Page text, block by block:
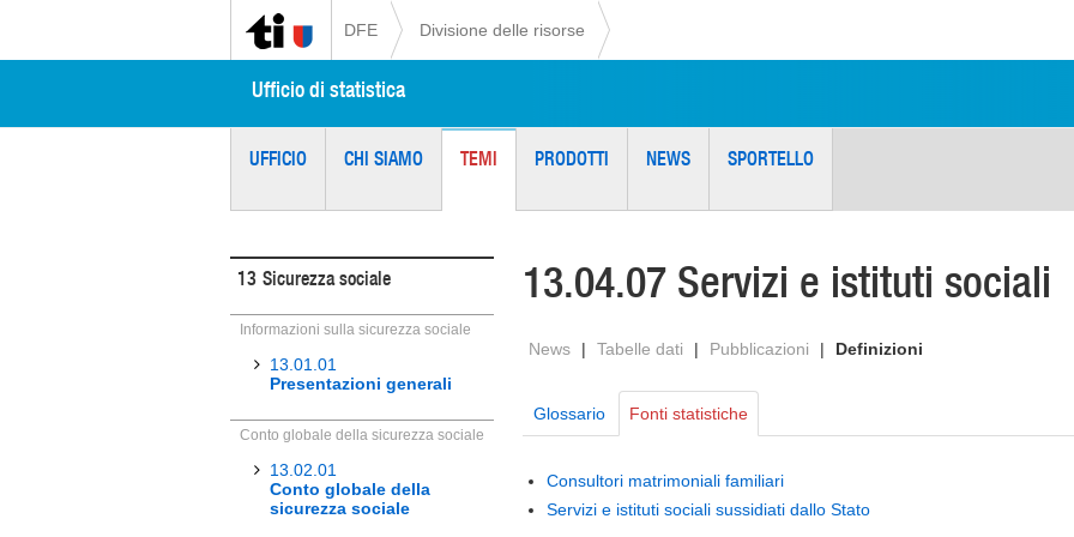
DFE Divisione delle risorse
Ufficio di statistica
UFFICIO CHI SIAMO TEMI PRODOTTI NEWS SPORTELLO
13 Sicurezza sociale
Informazioni sulla sicurezza sociale
13.01.01
Presentazioni generali
Conto globale della sicurezza sociale
13.02.01
Conto globale della
sicurezza sociale
13.04.07 Servizi e istituti sociali
News | Tabelle dati | Pubblicazioni | Definizioni
Glossario Fonti statistiche
Consultori matrimoniali familiari
Servizi e istituti sociali sussidiati dallo Stato